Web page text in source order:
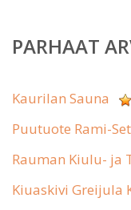
PARHAAT
Kaurilan Sauna
Puutuote Rami-Set
Rauman Kiulu- ja
Kiuaskivi Greijula